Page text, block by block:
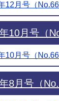
12月号（
10月号（
10月号（
8月号（